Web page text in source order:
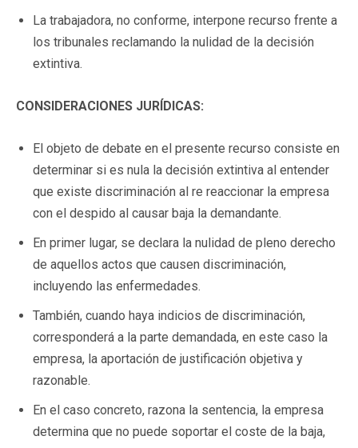
La trabajadora, no conforme, interpone recurso frente a
los tribunales reclamando la nulidad de la decisión
extintiva.
CONSIDERACIONES JURÍDICAS:
El objeto de debate en el presente recurso consiste en
determinar si es nula la decisión extintiva al entender
que existe discriminación al re reaccionar la empresa
con el despido al causar baja la demandante.
En primer lugar, se declara la nulidad de pleno derecho
de aquellos actos que causen discriminación,
incluyendo las enfermedades.
También, cuando haya indicios de discriminación,
corresponderá a la parte demandada, en este caso la
empresa, la aportación de justificación objetiva y
razonable.
En el caso concreto, razona la sentencia, la empresa
determina que no puede soportar el coste de la baja,